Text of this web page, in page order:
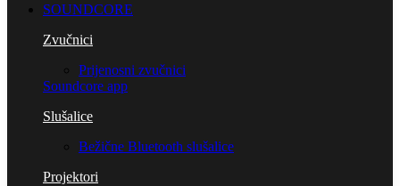
SOUNDCORE
Zvučnici
Prijenosni zvučnici
Soundcore app
Slušalice
Bežične Bluetooth slušalice
Projektori